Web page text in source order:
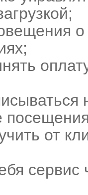
о
от
сервис